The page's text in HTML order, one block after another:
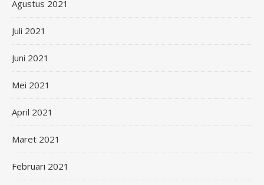
Agustus 2021
Juli 2021
Juni 2021
Mei 2021
April 2021
Maret 2021
Februari 2021